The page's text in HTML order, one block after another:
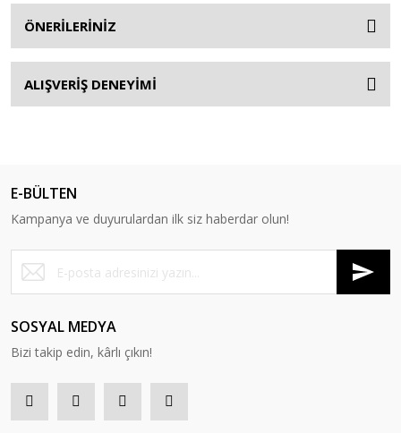
ÖNERİLERİNİZ
ALIŞVERİŞ DENEYİMİ
E-BÜLTEN
Kampanya ve duyurulardan ilk siz haberdar olun!
SOSYAL MEDYA
Bizi takip edin, kârlı çıkın!